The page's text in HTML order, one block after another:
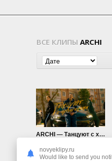
ВСЕ КЛИПЫ ARCHI
ARCHI — Танцуют с хулиганами
novyeklipy.ru
Would like to send you